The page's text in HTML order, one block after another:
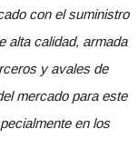
con el suministro
alta calidad, armada
y avales de
mercado para este
en los